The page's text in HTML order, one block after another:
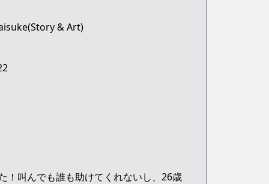
& Art)
！叫んでも誰も助けてくれないし、26歳